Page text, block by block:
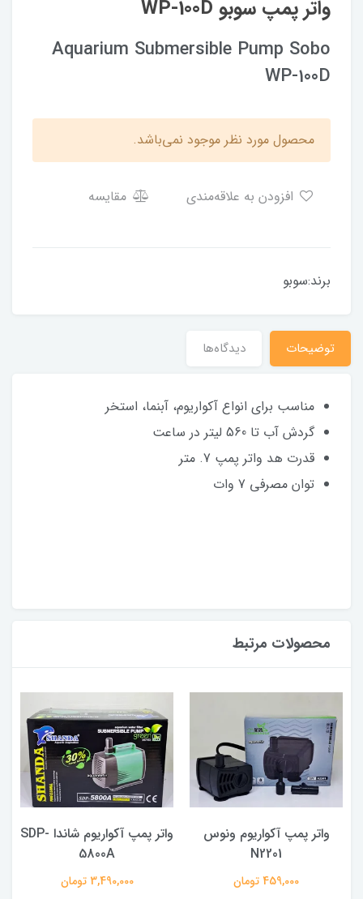
واتر پمپ سوبو WP-100D
Aquarium Submersible Pump Sobo
WP-100D
محصول مورد نظر موجود نمی‌باشد.
مقایسه
برند:سوبو
توضیحات دیدگاه‌ها
مناسب برای انواع آکواریوم، آبنما، استخر
گردش آب تا 560 لیتر در ساعت
قدرت هد واتر پمپ 7. متر
توان مصرفی 7 وات
محصولات مرتبط
واتر پمپ آکواریوم ونوس
N2201
459,000 تومان
واتر پمپ آکواریوم شاندا SDP-
5800A
3,490,000 تومان